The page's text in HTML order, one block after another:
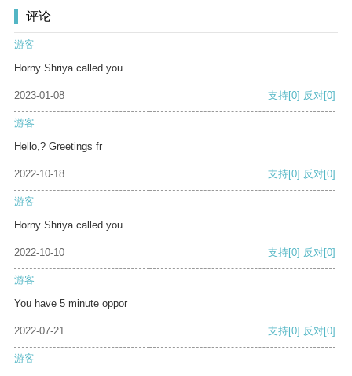
评论
游客
Horny Shriya called you
2023-01-08 支持[0] 反对[0]
游客
Hello,? Greetings fr
2022-10-18 支持[0] 反对[0]
游客
Horny Shriya called you
2022-10-10 支持[0] 反对[0]
游客
You have 5 minute oppor
2022-07-21 支持[0] 反对[0]
游客